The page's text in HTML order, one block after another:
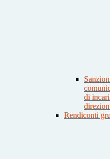
di
Rendiconti